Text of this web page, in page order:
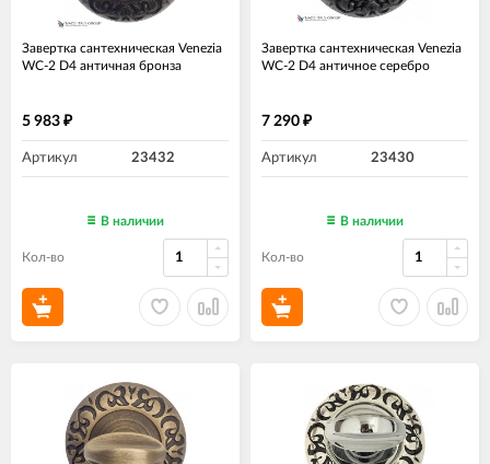
Завертка сантехническая Venezia
WC-2 D4 античная бронза
5 983 ₽
Артикул 23432
В наличии
Кол-во
Завертка сантехническая Venezia
WC-2 D4 античное серебро
7 290 ₽
Артикул 23430
В наличии
Кол-во